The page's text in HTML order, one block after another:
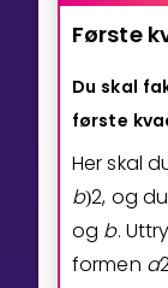
Første
Du skal
første
Her skal
b)2, og
og b.
formen a